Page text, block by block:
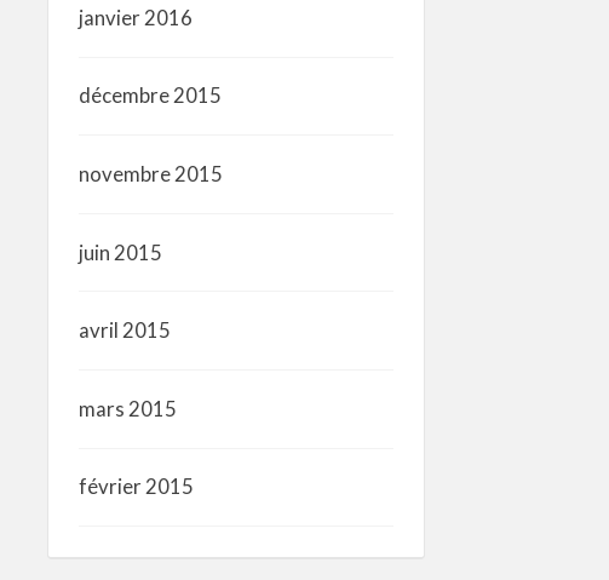
janvier 2016
décembre 2015
novembre 2015
juin 2015
avril 2015
mars 2015
février 2015